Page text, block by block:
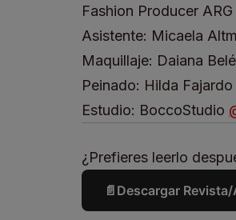
Fashion Producer ARG
Asistente: Micaela
Maquillaje: Daiana
Peinado: Hilda Fajardo
Estudio: BoccoStudio
¿Prefieres leerlo
📄 Descargar